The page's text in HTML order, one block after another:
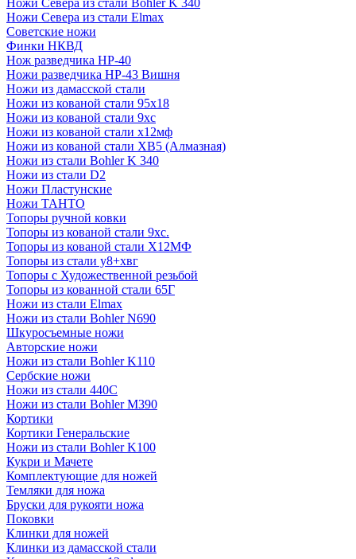
Ножи Севера из стали Bohler K 340
Ножи Севера из стали Elmax
Советские ножи
Финки НКВД
Нож разведчика НР-40
Ножи разведчика НР-43 Вишня
Ножи из дамасской стали
Ножи из кованой стали 95х18
Ножи из кованой стали 9хс
Ножи из кованой стали х12мф
Ножи из кованой стали ХВ5 (Алмазная)
Ножи из стали Bohler K 340
Ножи из стали D2
Ножи Пластунские
Ножи ТАНТО
Топоры ручной ковки
Топоры из кованой стали 9хс.
Топоры из кованой стали Х12МФ
Топоры из стали у8+хвг
Топоры с Художественной резьбой
Топоры из кованной стали 65Г
Ножи из стали Elmax
Ножи из стали Bohler N690
Шкуросъемные ножи
Авторские ножи
Ножи из стали Bohler K110
Сербские ножи
Ножи из стали 440С
Ножи из стали Bohler M390
Кортики
Кортики Генеральские
Ножи из стали Bohler K100
Кукри и Мачете
Комплектующие для ножей
Темляки для ножа
Бруски для рукояти ножа
Поковки
Клинки для ножей
Клинки из дамасской стали